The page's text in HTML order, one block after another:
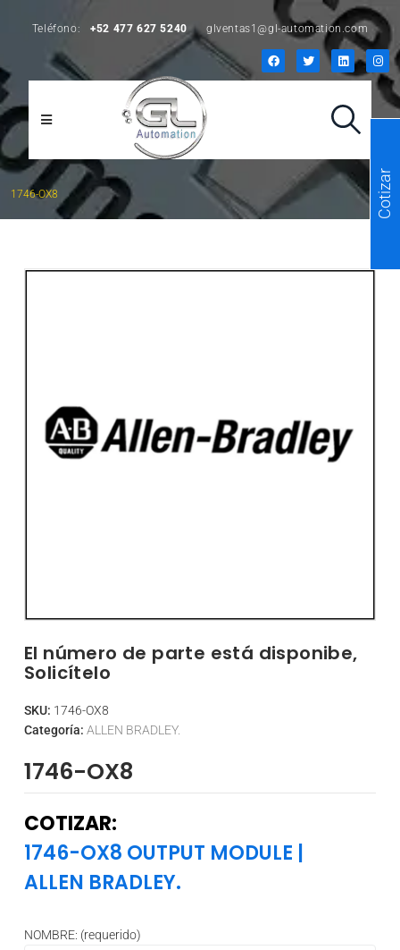
Teléfono: +52 477 627 5240 glventas1@gl-automation.com
1746-OX8
El número de parte está disponibe,
Solicítelo
SKU: 1746-OX8
Categoría: ALLEN BRADLEY.
1746-OX8
COTIZAR:
1746-OX8 OUTPUT MODULE |
ALLEN BRADLEY.
NOMBRE: (requerido)
Cotizar